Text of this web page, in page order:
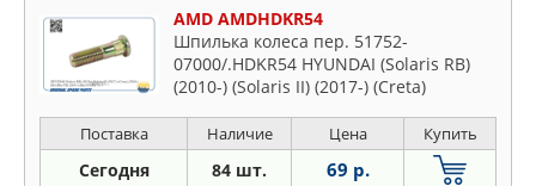
NTY
PEUGEOT
QUATTRO FRENI
Suzuki
Toyota
VW
AMD AMDHDKR54
Шпилька колеса пер. 51752-
07000/.HDKR54 HYUNDAI (Solaris RB)
(2010-) (Solaris II) (2017-) (Creta)
Поставка Наличие Цена Купить
Сегодня 84 шт. 69 р.